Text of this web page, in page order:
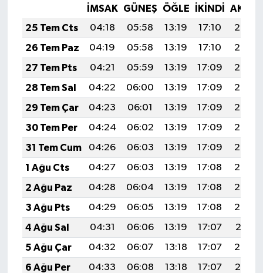
İMSAK GÜNEŞ ÖĞLE İKINDI
25 Tem Cts
04:18 05:58 13:19 17:10
20:30
26 Tem Paz
04:19 05:58 13:19 17:10
20:30
27 Tem Pts
04:21 05:59 13:19 17:09
20:29
28 Tem Sal
04:22 06:00 13:19 17:09
20:28
29 Tem Çar
04:23 06:01 13:19 17:09
20:27
30 Tem Per
04:24 06:02 13:19 17:09
20:26
31 Tem Cum
04:26 06:03 13:19 17:09
20:25
1 Ağu Cts
04:27 06:03 13:19 17:08
20:24
2 Ağu Paz
04:28 06:04 13:19 17:08
20:23
3 Ağu Pts
04:29 06:05 13:19 17:08
20:22
4 Ağu Sal
04:31 06:06 13:19 17:07
20:21
5 Ağu Çar
04:32 06:07 13:18 17:07
20:20
6 Ağu Per
04:33 06:08 13:18 17:07
20:19